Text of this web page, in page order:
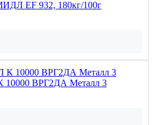
EF 932, 180кг/100г
ВРГ2ДА Металл 3